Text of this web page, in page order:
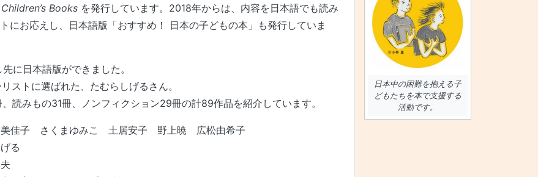
Books を発行しています。2018年からは、内容を日本語でも読み
にお応えし、日本語版「おすすめ！ 日本の子どもの本」も発行していま
に日本語版ができました。
ストに選ばれた、たむらしげるさん。
読みもの31冊、ノンフィクション29冊の計89作品を紹介しています。
美佳子 さくまゆみこ 土居安子 野上暁 広松由希子
る
日本中の困難を抱える子
どもたちを本で支援する
活動です。